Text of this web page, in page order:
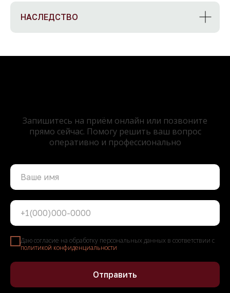
НАСЛЕДСТВО
Запишитесь на приём онлайн или позвоните
прямо сейчас. Помогу решить ваш вопрос
оперативно и профессионально
Даю согласие на обработку персональных данных в соответствии с
политикой конфиденциальности
Отправить